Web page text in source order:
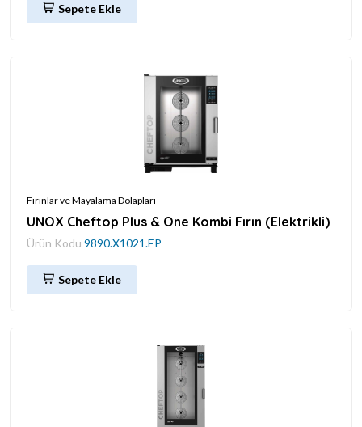
Sepete Ekle
Fırınlar ve Mayalama Dolapları
UNOX Cheftop Plus & One Kombi Fırın (Elektrikli)
Ürün Kodu 9890.X1021.EP
Sepete Ekle